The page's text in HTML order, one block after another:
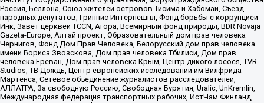
Россия, Беллона, Союз жителей островов Тисима и Хабомаи, Съезд
народных депутатов, Гринпис Интернешнл, Фонд борьбы с коррупцией
Инк, Завет церквей TCCN, Агора, Всемирный фонд природы, BDR Novaja
Gazeta-Europe, Алтай проект, Образовательный дом прав человека
Чернигов, Фонд Дом Прав Человека, Белорусский дом прав человека
имени Бориса Звозскова, Дом прав человека Тбилиси, Дом прав
человека Ереван, Дом прав человека Крым, Центр дикого лосося, TVR
Studios, ТВ Дождь, Центр европейских исследований им Вилфрида
Мартенса, Сетевое объединение журналистов расследователей,
АЛЛАТРА, За свободную Россию, Свободная Бурятия, Uralic, UnKremlin,
Международная федерация транспортных рабочих, ИстЧам Финланд,